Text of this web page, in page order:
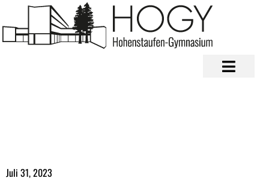
Juli 31, 2023